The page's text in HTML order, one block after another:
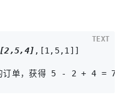
[2,5,4]
TEXT